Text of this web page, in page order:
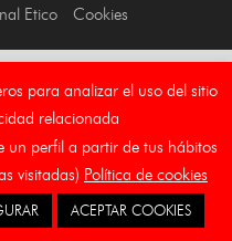
Etico Cookies
para analizar el uso del sitio
relacionada
un perfil a partir de tus hábitos
visitadas) Política de cookies
ACEPTAR COOKIES